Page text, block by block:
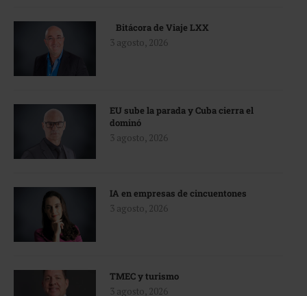
Bitácora de Viaje LXX
3 agosto, 2026
EU sube la parada y Cuba cierra el
dominó
3 agosto, 2026
IA en empresas de cincuentones
3 agosto, 2026
TMEC y turismo
3 agosto, 2026